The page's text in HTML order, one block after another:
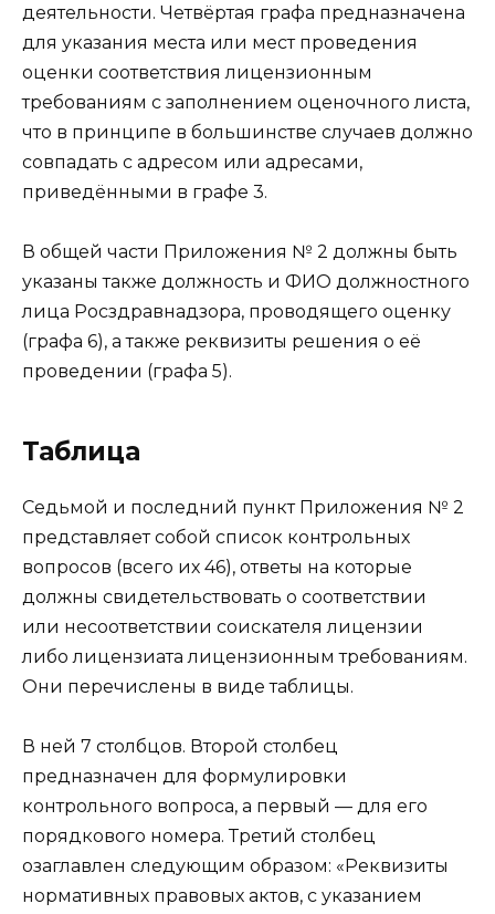
деятельности. Четвёртая графа предназначена
для указания места или мест проведения
оценки соответствия лицензионным
требованиям с заполнением оценочного листа,
что в принципе в большинстве случаев должно
совпадать с адресом или адресами,
приведёнными в графе 3.
В общей части Приложения № 2 должны быть
указаны также должность и ФИО должностного
лица Росздравнадзора, проводящего оценку
(графа 6), а также реквизиты решения о её
проведении (графа 5).
Таблица
Седьмой и последний пункт Приложения № 2
представляет собой список контрольных
вопросов (всего их 46), ответы на которые
должны свидетельствовать о соответствии
или несоответствии соискателя лицензии
либо лицензиата лицензионным требованиям.
Они перечислены в виде таблицы.
В ней 7 столбцов. Второй столбец
предназначен для формулировки
контрольного вопроса, а первый — для его
порядкового номера. Третий столбец
озаглавлен следующим образом: «Реквизиты
нормативных правовых актов, с указанием